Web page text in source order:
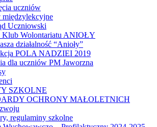
uczniów
międzylekcyjne
Uczniowski
Klub Wolontariatu ANIOŁY
działalność “Anioły”
POLA NADZIEI 2019
dla uczniów PM Jaworzna
SZKOLNE
OCHRONY MAŁOLETNICH
regulaminy szkolne